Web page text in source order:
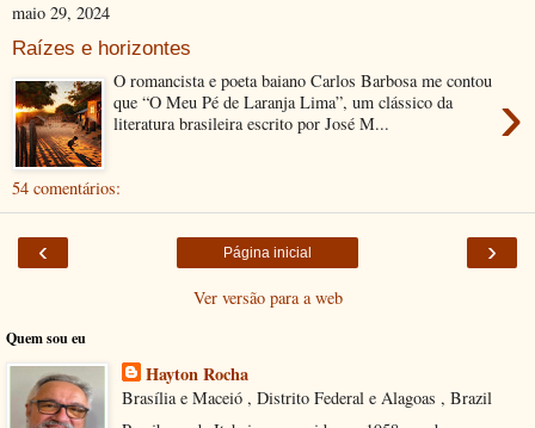
maio 29, 2024
Raízes e horizontes
›
O romancista e poeta baiano Carlos Barbosa me contou
que “O Meu Pé de Laranja Lima”, um clássico da
literatura brasileira escrito por José M...
54 comentários:
‹ ›
Página inicial
Ver versão para a web
Quem sou eu
Hayton Rocha
Brasília e Maceió , Distrito Federal e Alagoas , Brazil